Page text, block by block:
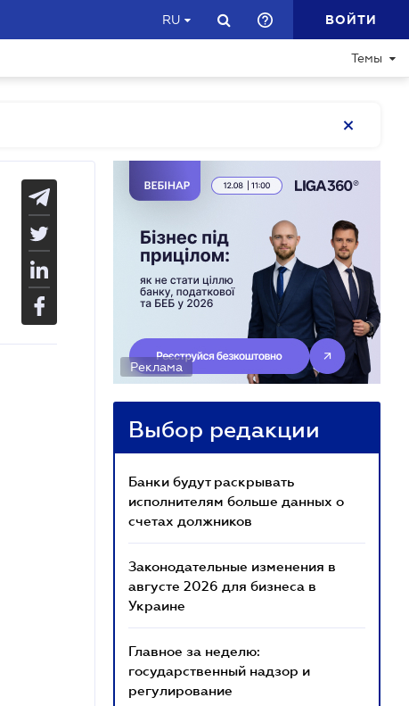
RU ВОЙТИ
Темы
Реклама
Выбор редакции
Банки будут раскрывать
исполнителям больше данных о
счетах должников
Законодательные изменения в
августе 2026 для бизнеса в
Украине
Главное за неделю:
государственный надзор и
регулирование